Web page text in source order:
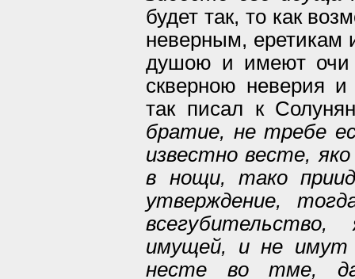
будет так, то как
неверным, еретикам
душою и имеют очи
скверною неверия
так писал к
братие, не требе
известно весте,
в нощи, тако
утверждение,
имущей, и не
несте во тме,